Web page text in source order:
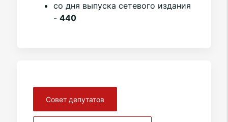
со дня выпуска сетевого издания
- 440
Совет депутатов